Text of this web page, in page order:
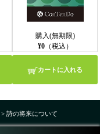
購入(無期限)
¥0（税込）
カートに入れる
> 詩の将来について